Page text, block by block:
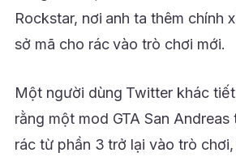
Rockstar, nơi anh ta thêm chính
sở mã cho rác vào trò chơi mới.
Một người dùng Twitter khác
rằng một mod GTA San
rác từ phần 3 trở lại vào trò